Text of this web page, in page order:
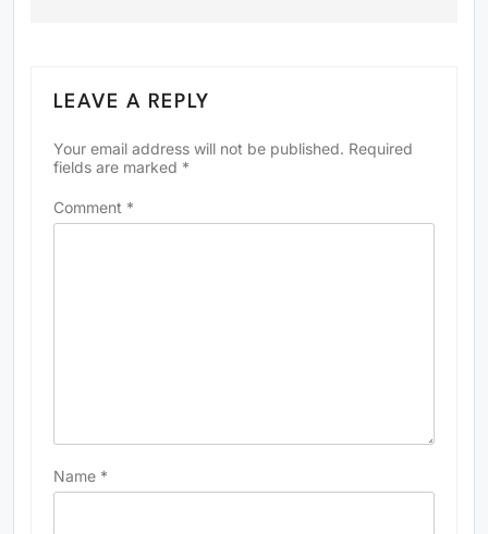
LEAVE A REPLY
Your email address will not be published. Required
fields are marked *
Comment *
Name *